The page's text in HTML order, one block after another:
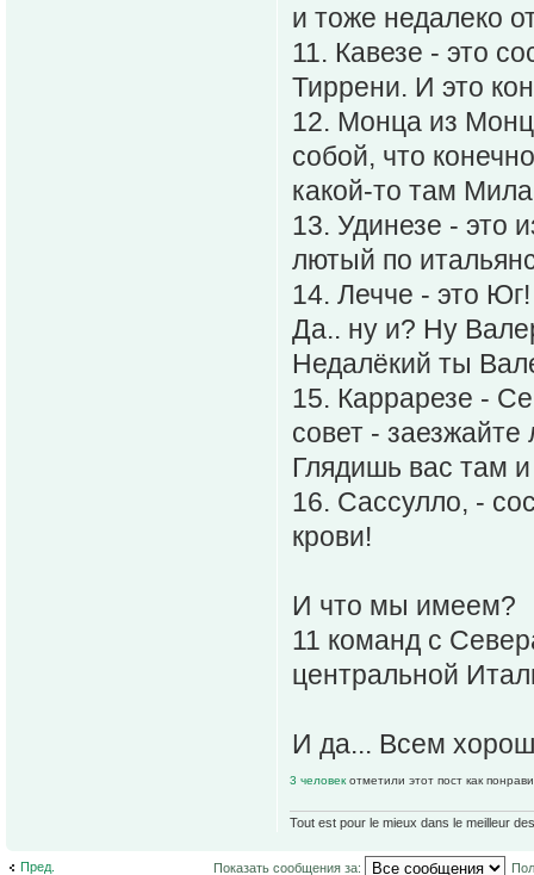
и тоже недалеко
11. Кавезе - это
Тиррени. И это
12. Монца из
собой, что
какой-то там
13. Удинезе - это
лютый по
14. Лечче - это
Да.. ну и? Ну
Недалёкий ты
15. Каррарезе -
совет -
Глядишь вас там
16. Сассулло, -
крови!
И что мы имеем?
11 команд с
центральной
И да... Всем
3 человек отметили этот пост как
Tout est pour le mieux dans le meilleur
Пред. Показать сообщения за: